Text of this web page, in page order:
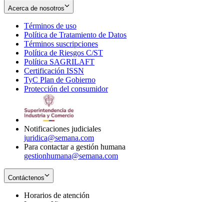
Acerca de nosotros
Términos de uso
in
new
window
Política de Tratamiento de Datos
Términos suscripciones
in
Política de Riesgos C/ST
Política SAGRILAFT
new
window
Certificación ISSN
in
new
TyC Plan de Gobierno
in
Protección del consumidorOpens
Notificaciones judiciales
juridica@semana.com
Para contactar a gestión humana
gestionhumana@semana.com
Contáctenos
Horarios de atención